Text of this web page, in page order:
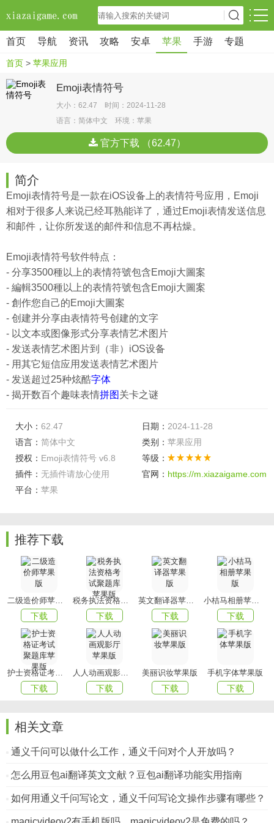
首页 导航 资讯 攻略 安卓 苹果 手游 专题
首页 > 苹果应用
Emoji表情符号
大小：62.47 时间：2024-11-28
语言：简体中文 环境：苹果
官方下载 （62.47）
简介
Emoji表情符号是一款在iOS设备上的表情符号应用，Emoji
相对于很多人来说已经耳熟能详了，通过Emoji表情发送信息
和邮件，让你所发送的邮件和信息不再枯燥。
Emoji表情符号软件特点：
- 分享3500種以上的表情符號包含Emoji大圖案
- 編輯3500種以上的表情符號包含Emoji大圖案
- 創作您自己的Emoji大圖案
- 创建并分享由表情符号创建的文字
- 以文本或图像形式分享表情艺术图片
- 发送表情艺术图片到（非）iOS设备
- 用其它短信应用发送表情艺术图片
- 发送超过25种炫酷字体
- 揭开数百个趣味表情拼图关卡之谜
大小： 62.47 日期： 2024-11-28
语言： 简体中文 类别： 苹果应用
授权： Emoji表情符号 v6.8
等级：
插件： 无插件请放心使用 官网： https://m.xiazaigame.com
平台： 苹果
推荐下载
二级造价师苹果版
下载
税务执法资格考试聚题库苹果版
下载
英文翻译器苹果版
下载
小桔马相册苹果版
下载
护士资格证考试聚题库苹果版
下载
人人动画观影厅苹果版
下载
美丽识妆苹果版
下载
手机字体苹果版
下载
相关文章
通义千问可以做什么工作，通义千问对个人开放吗？
怎么用豆包ai翻译英文文献？豆包ai翻译功能实用指南
如何用通义千问写论文，通义千问写论文操作步骤有哪些？